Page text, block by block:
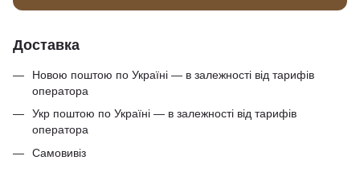
Доставка
Новою поштою по Україні — в залежності від тарифів
оператора
Укр поштою по Україні — в залежності від тарифів
оператора
Самовивіз